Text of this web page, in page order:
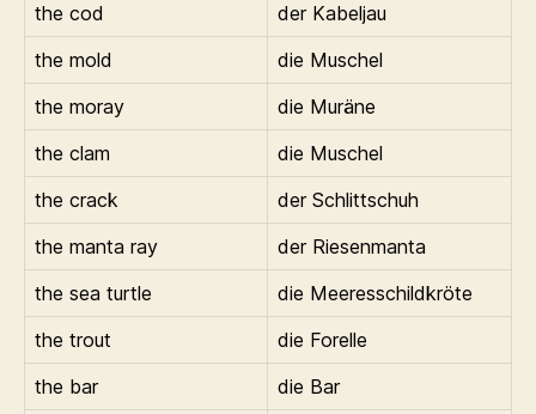
the cod
der Kabeljau
the mold
die Muschel
the moray
die Muräne
the clam
die Muschel
the crack
der Schlittschuh
the manta ray
der Riesenmanta
the sea turtle
die Meeresschildkröte
the trout
die Forelle
the bar
die Bar